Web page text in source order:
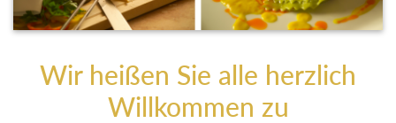
Wir heißen Sie alle herzlich
Willkommen zu